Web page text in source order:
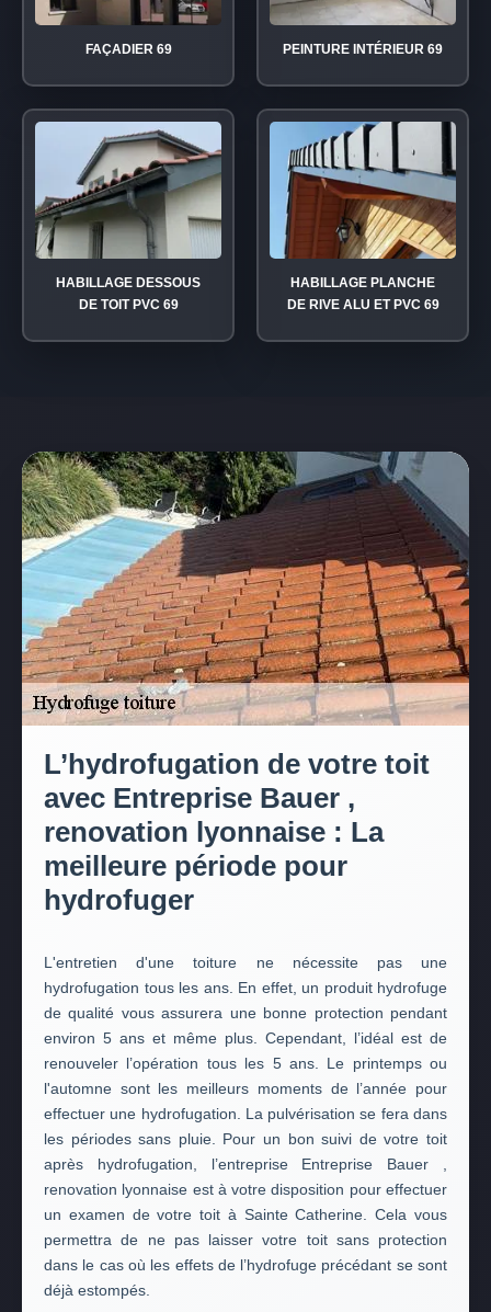
FAÇADIER 69 PEINTURE INTÉRIEUR 69
HABILLAGE DESSOUS
DE TOIT PVC 69
HABILLAGE PLANCHE
DE RIVE ALU ET PVC 69
L’hydrofugation de votre toit
avec Entreprise Bauer ,
renovation lyonnaise : La
meilleure période pour
hydrofuger
L'entretien d'une toiture ne nécessite pas une
hydrofugation tous les ans. En effet, un produit hydrofuge
de qualité vous assurera une bonne protection pendant
environ 5 ans et même plus. Cependant, l’idéal est de
renouveler l’opération tous les 5 ans. Le printemps ou
l'automne sont les meilleurs moments de l’année pour
effectuer une hydrofugation. La pulvérisation se fera dans
les périodes sans pluie. Pour un bon suivi de votre toit
après hydrofugation, l’entreprise Entreprise Bauer ,
renovation lyonnaise est à votre disposition pour effectuer
un examen de votre toit à Sainte Catherine. Cela vous
permettra de ne pas laisser votre toit sans protection
dans le cas où les effets de l’hydrofuge précédant se sont
déjà estompés.